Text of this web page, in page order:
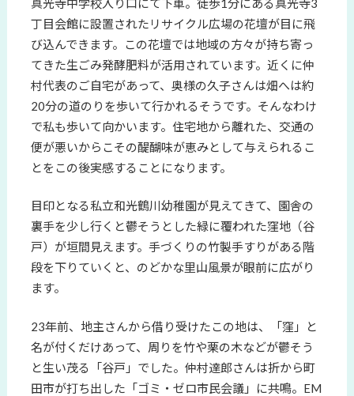
真光寺中学校入り口にて下車。徒歩1分にある真光寺3
丁目会館に設置されたリサイクル広場の花壇が目に飛
び込んできます。この花壇では地域の方々が持ち寄っ
てきた生ごみ発酵肥料が活用されています。近くに仲
村代表のご自宅があって、奥様の久子さんは畑へは約
20分の道のりを歩いて行かれるそうです。そんなわけ
で私も歩いて向かいます。住宅地から離れた、交通の
便が悪いからこその醍醐味が恵みとして与えられるこ
とをこの後実感することになります。
目印となる私立和光鶴川幼稚園が見えてきて、園舎の
裏手を少し行くと鬱そうとした緑に覆われた窪地（谷
戸）が垣間見えます。手づくりの竹製手すりがある階
段を下りていくと、のどかな里山風景が眼前に広がり
ます。
23年前、地主さんから借り受けたこの地は、「窪」と
名が付くだけあって、周りを竹や栗の木などが鬱そう
と生い茂る「谷戸」でした。仲村達郎さんは折から町
田市が打ち出した「ゴミ・ゼロ市民会議」に共鳴。EM